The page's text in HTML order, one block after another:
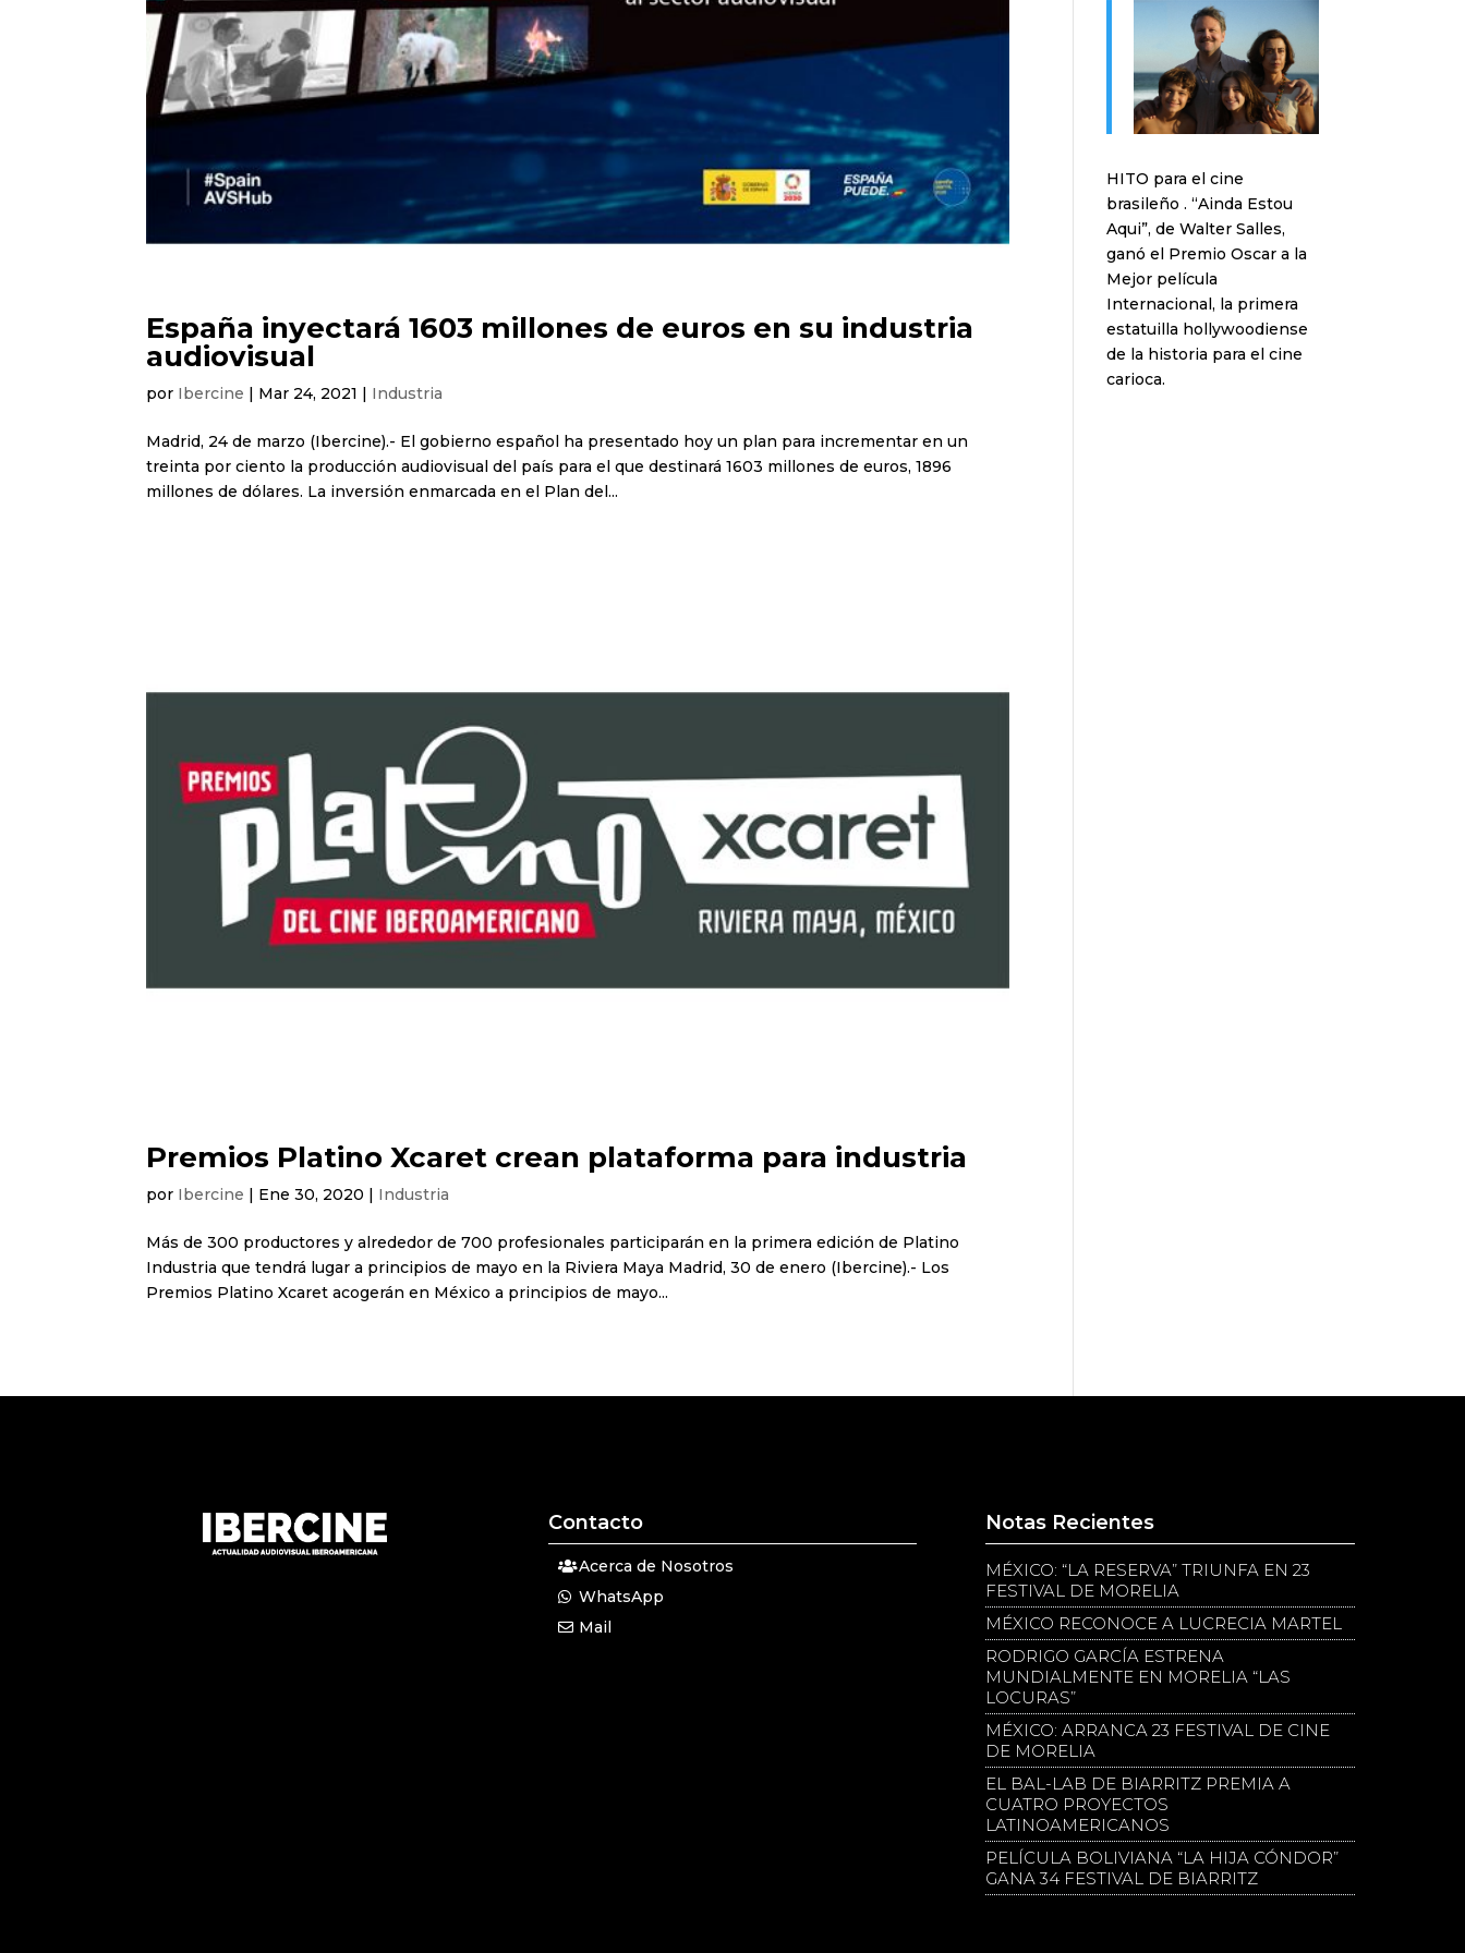
España inyectará 1603 millones de euros en su industria
audiovisual
por Ibercine | Mar 24, 2021 | Industria
Madrid, 24 de marzo (Ibercine).- El gobierno español ha presentado hoy un plan para incrementar en un
treinta por ciento la producción audiovisual del país para el que destinará 1603 millones de euros, 1896
millones de dólares. La inversión enmarcada en el Plan del...
Premios Platino Xcaret crean plataforma para industria
por Ibercine | Ene 30, 2020 | Industria
Más de 300 productores y alrededor de 700 profesionales participarán en la primera edición de Platino
Industria que tendrá lugar a principios de mayo en la Riviera Maya Madrid, 30 de enero (Ibercine).- Los
Premios Platino Xcaret acogerán en México a principios de mayo...
HITO para el cine
brasileño . “Ainda Estou
Aqui”, de Walter Salles,
ganó el Premio Oscar a la
Mejor película
Internacional, la primera
estatuilla hollywoodiense
de la historia para el cine
carioca.
Contacto
Acerca de Nosotros
WhatsApp
Mail
Notas Recientes
MÉXICO: “LA RESERVA” TRIUNFA EN 23
FESTIVAL DE MORELIA
MÉXICO RECONOCE A LUCRECIA MARTEL
RODRIGO GARCÍA ESTRENA
MUNDIALMENTE EN MORELIA “LAS
LOCURAS”
MÉXICO: ARRANCA 23 FESTIVAL DE CINE
DE MORELIA
EL BAL-LAB DE BIARRITZ PREMIA A
CUATRO PROYECTOS
LATINOAMERICANOS
PELÍCULA BOLIVIANA “LA HIJA CÓNDOR”
GANA 34 FESTIVAL DE BIARRITZ